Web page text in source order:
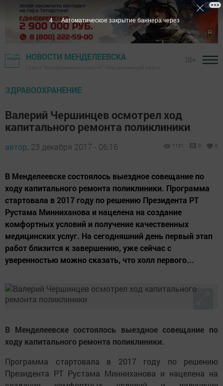
НОВОСТИ МЕНДЕЛЕЕВСКА
ЗДРАВООХРАНЕНИЕ
Валерий Чершинцев осмотрел ход
капитального ремонта поликлиники
автор, 23 декабря 2017 - 06:16 1101 0 0
В Менделеевске состоялось выездное совещание по
ходу капитального ремонта поликлиники. Программа
стартовала в 2017 году по решению Президента РТ
Рустама Минниханова и нацелена на создание
комфортных условий и получение качественных
медицинских услуг. На сегодняшний день первый этап
работ близится к завершению, уже сейчас с
уверенностью можно сказать, что холл первого...
В Менделеевске состоялось выездное совещание по
ходу капитального ремонта поликлиники.
Программа стартовала в 2017 году по решению
Президента РТ Рустама Минниханова и нацелена на
3 Автоматическое закрытие баннера через